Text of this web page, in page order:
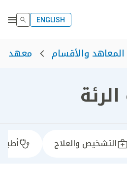
ENGLISH
المعاهد والأقسام معهد
التشخيص والعلاج